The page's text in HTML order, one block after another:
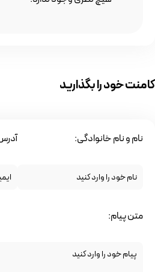
کامنت خود را بگذارید
نام و نام خانوادگی:
متن پیام: